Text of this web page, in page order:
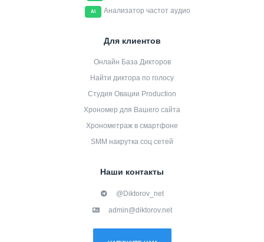
AI Анализатор частот аудио
Для клиентов
Онлайн База Дикторов
Найти диктора по голосу
Студия Овации Production
Хрономер для Вашего сайта
Хронометраж в смартфоне
SMM накрутка соц сетей
Наши контакты
@Diktorov_net
admin@diktorov.net